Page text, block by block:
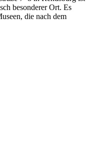
besonderer Ort. Es
die nach dem